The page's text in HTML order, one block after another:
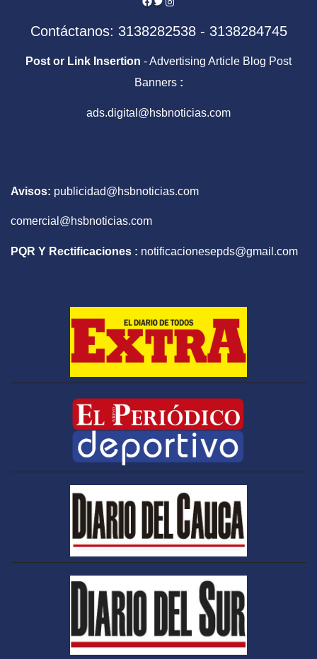
Contáctanos: 3138282538 - 3138284745
Post or Link Insertion - Advertising Article Blog Post
Banners :
ads.digital@hsbnoticias.com
Avisos: publicidad@hsbnoticias.com
comercial@hsbnoticias.com
PQR Y Rectificaciones : notificacionesepds@gmail.com